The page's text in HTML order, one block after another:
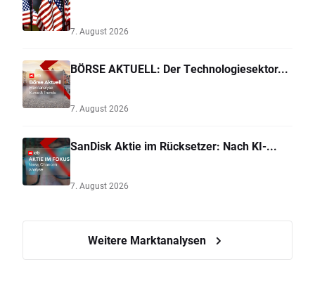
7. August 2026
BÖRSE AKTUELL: Der Technologiesektor...
7. August 2026
SanDisk Aktie im Rücksetzer: Nach KI-...
7. August 2026
Weitere Marktanalysen